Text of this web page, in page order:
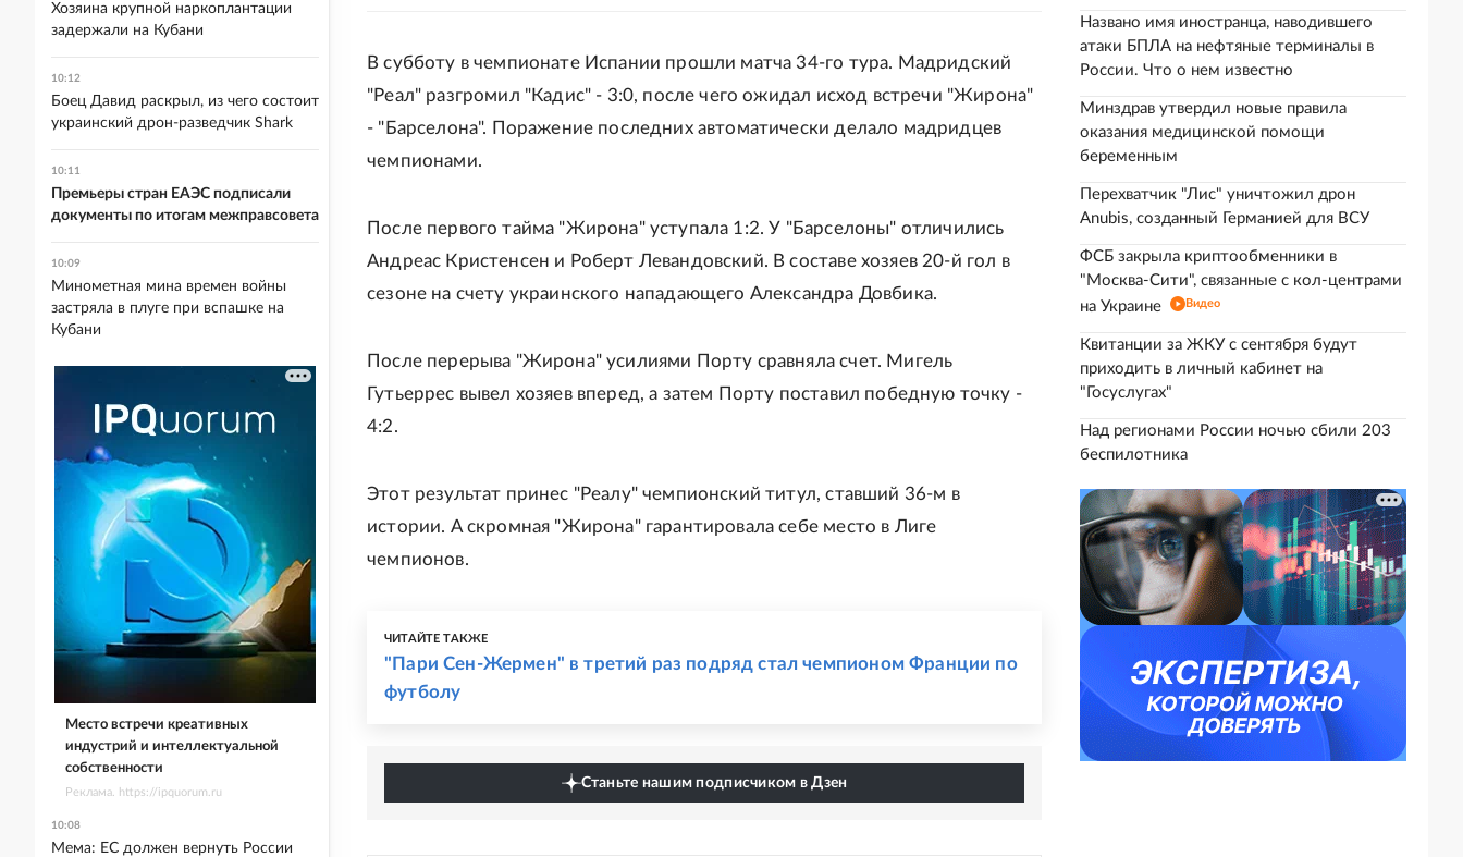
В субботу в чемпионате Испании прошли матча 34-го тура. Мадридский
"Реал" разгромил "Кадис" - 3:0, после чего ожидал исход встречи "Жирона"
- "Барселона". Поражение последних автоматически делало мадридцев
чемпионами.
После первого тайма "Жирона" уступала 1:2. У "Барселоны" отличились
Андреас Кристенсен и Роберт Левандовский. В составе хозяев 20-й гол в
сезоне на счету украинского нападающего Александра Довбика.
После перерыва "Жирона" усилиями Порту сравняла счет. Мигель
Гутьеррес вывел хозяев вперед, а затем Порту поставил победную точку -
4:2.
Этот результат принес "Реалу" чемпионский титул, ставший 36-м в
истории. А скромная "Жирона" гарантировала себе место в Лиге
чемпионов.
ЧИТАЙТЕ ТАКЖЕ
"Пари Сен-Жермен" в третий раз подряд стал чемпионом Франции по
футболу
Станьте нашим подписчиком в Дзен
Названо имя иностранца, наводившего
атаки БПЛА на нефтяные терминалы в
России. Что о нем известно
Минздрав утвердил новые правила
оказания медицинской помощи
беременным
Перехватчик "Лис" уничтожил дрон
Anubis, созданный Германией для ВСУ
ФСБ закрыла криптообменники в
"Москва-Сити", связанные с кол-центрами
на Украине
Видео
Квитанции за ЖКУ с сентября будут
приходить в личный кабинет на
"Госуслугах"
Над регионами России ночью сбили 203
беспилотника
Хозяина крупной наркоплантации
задержали на Кубани
10:12
Боец Давид раскрыл, из чего состоит
украинский дрон-разведчик Shark
10:11
Премьеры стран ЕАЭС подписали
документы по итогам межправсовета
10:09
Минометная мина времен войны
застряла в плуге при вспашке на
Кубани
Место встречи креативных
индустрий и интеллектуальной
собственности
Реклама. https://ipquorum.ru
10:08
Мема: ЕС должен вернуть России